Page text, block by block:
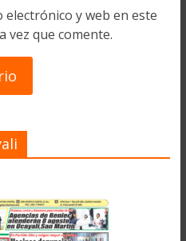
y web en este
vez que comente.